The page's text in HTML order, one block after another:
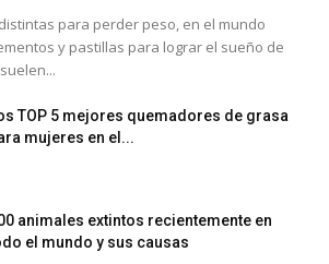
para perder peso, en el mundo
y pastillas para lograr el sueño de
TOP 5 mejores quemadores de grasa
mujeres en el...
animales extintos recientemente en
el mundo y sus causas